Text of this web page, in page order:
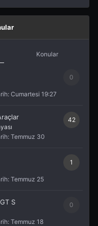
Konular
0
Cumartesi 19:27
42
Temmuz 30
1
Temmuz 25
0
S
Temmuz 18